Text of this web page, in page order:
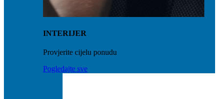
INTERIJER
Provjerite cijelu ponudu
Pogledajte sve